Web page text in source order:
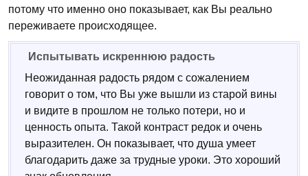
потому что именно оно показывает, как Вы реально
переживаете происходящее.
Испытывать искреннюю радость
Неожиданная радость рядом с сожалением
говорит о том, что Вы уже вышли из старой вины
и видите в прошлом не только потери, но и
ценность опыта. Такой контраст редок и очень
выразителен. Он показывает, что душа умеет
благодарить даже за трудные уроки. Это хороший